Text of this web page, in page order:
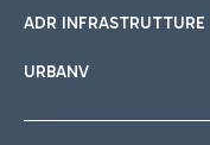
ADR INFRASTRUTTURE
URBANV